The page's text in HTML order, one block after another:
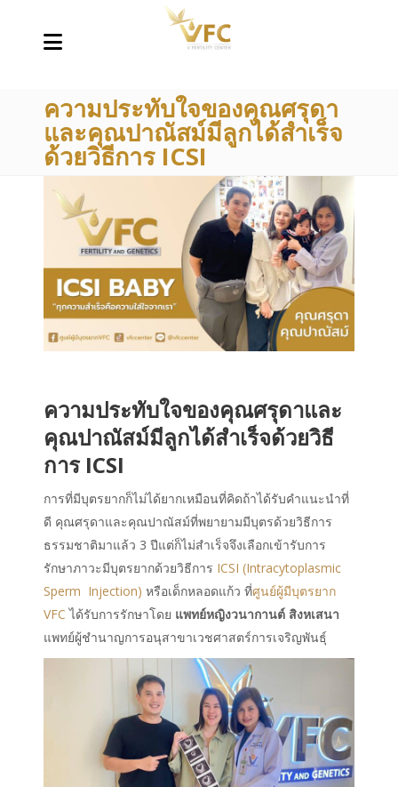
ความประทับใจของคุณศรุดา
และคุณปาณัสม์มีลูกได้สำเร็จ
ด้วยวิธีการ ICSI
ความประทับใจของคุณศรุดาและ
คุณปาณัสม์มีลูกได้สำเร็จด้วยวิธี
การ ICSI
การที่มีบุตรยากก็ไม่ได้ยากเหมือนที่คิดถ้าได้รับคำแนะนำที่
ดี คุณศรุดาและคุณปาณัสม์ที่พยายามมีบุตรด้วยวิธีการ
ธรรมชาติมาแล้ว 3 ปีแต่ก็ไม่สำเร็จจึงเลือกเข้ารับการ
รักษาภาวะมีบุตรยากด้วยวิธีการ ICSI (Intracytoplasmic
Sperm Injection) หรือเด็กหลอดแก้ว ที่ศูนย์ผู้มีบุตรยาก
VFCได้รับการรักษาโดย แพทย์หญิงวนากานต์ สิงหเสนา
แพทย์ผู้ชำนาญการอนุสาขาเวชศาสตร์การเจริญพันธุ์